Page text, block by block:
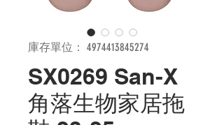
庫存單位： 4974413845274
SX0269 San-X
角落生物家居拖